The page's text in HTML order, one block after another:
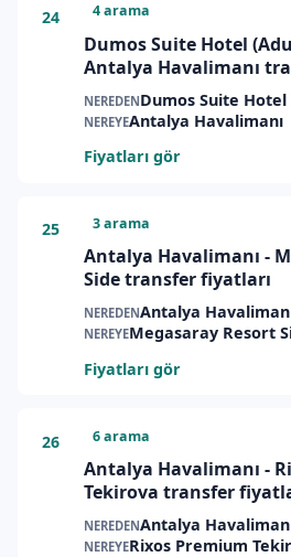
24 4 arama
Dumos Suite Hotel
Antalya Havalimanı
NEREDENDumos Suite
NEREYEAntalya Havalimanı
Fiyatları gör
25 3 arama
Antalya Havalimanı -
Side transfer fiyatları
NEREDENAntalya
NEREYEMegasaray Resort
Fiyatları gör
26 6 arama
Antalya Havalimanı -
Tekirova transfer
NEREDENAntalya
NEREYERixos Premium